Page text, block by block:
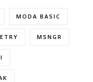
MODA BASIC
MSNGR